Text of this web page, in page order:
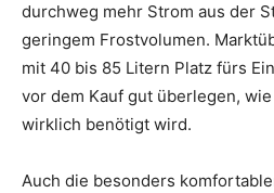
durchweg mehr Strom aus der
geringem Frostvolumen.
mit 40 bis 85 Litern Platz fürs
vor dem Kauf gut überlegen,
wirklich benötigt wird.
Auch die besonders